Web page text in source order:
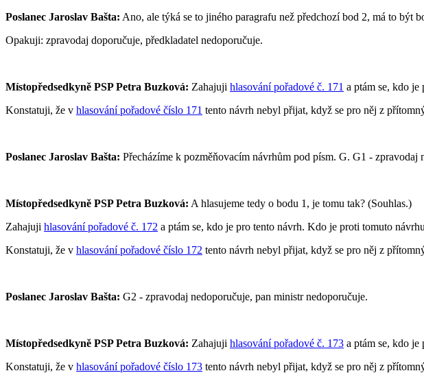
Poslanec Jaroslav Bašta: Ano, ale týká se to jiného paragrafu než předchozí bod 2, má to být
Opakuji: zpravodaj doporučuje, předkladatel nedoporučuje.
Místopředsedkyně PSP Petra Buzková: Zahajuji hlasování pořadové č. 171 a ptám se, kdo
Konstatuji, že v hlasování pořadové číslo 171 tento návrh nebyl přijat, když se pro něj z
Poslanec Jaroslav Bašta: Přecházíme k pozměňovacím návrhům pod písm. G. G1 - zpravodaj
Místopředsedkyně PSP Petra Buzková: A hlasujeme tedy o bodu 1, je tomu tak? (Souhlas.)
Zahajuji hlasování pořadové č. 172 a ptám se, kdo je pro tento návrh. Kdo je proti tomuto
Konstatuji, že v hlasování pořadové číslo 172 tento návrh nebyl přijat, když se pro něj z
Poslanec Jaroslav Bašta: G2 - zpravodaj nedoporučuje, pan ministr nedoporučuje.
Místopředsedkyně PSP Petra Buzková: Zahajuji hlasování pořadové č. 173 a ptám se, kdo
Konstatuji, že v hlasování pořadové číslo 173 tento návrh nebyl přijat, když se pro něj z